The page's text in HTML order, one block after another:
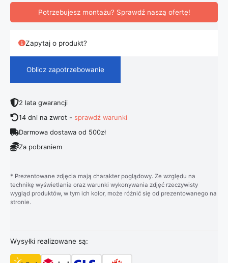
Potrzebujesz montażu? Sprawdź naszą ofertę!
Zapytaj o produkt?
Oblicz zapotrzebowanie
2 lata gwarancji
14 dni na zwrot -sprawdź warunki
Darmowa dostawa od 500zł
Za pobraniem
* Prezentowane zdjęcia mają charakter poglądowy. Ze względu na
technikę wyświetlania oraz warunki wykonywania zdjęć rzeczywisty
wygląd produktów, w tym ich kolor, może różnić się od prezentowanego na
stronie.
Wysyłki realizowane są: